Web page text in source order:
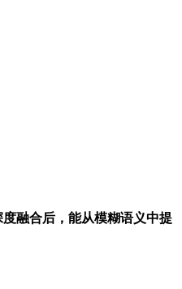
度融合后，能从模糊语义中提